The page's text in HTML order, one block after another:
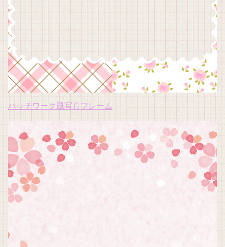
パッチワーク風写真フレーム